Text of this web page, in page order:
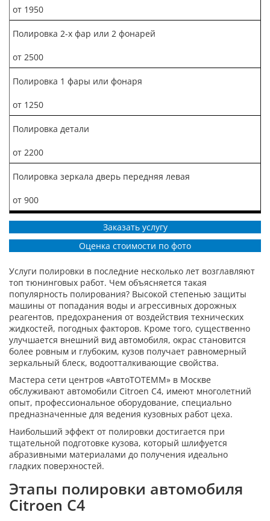
от 1950
Полировка 2-х фар или 2 фонарей
от 2500
Полировка 1 фары или фонаря
от 1250
Полировка детали
от 2200
Полировка зеркала дверь передняя левая
от 900
Заказать услугу
Оценка стоимости по фото
Услуги полировки в последние несколько лет возглавляют
топ тюнинговых работ. Чем объясняется такая
популярность полирования? Высокой степенью защиты
машины от попадания воды и агрессивных дорожных
реагентов, предохранения от воздействия технических
жидкостей, погодных факторов. Кроме того, существенно
улучшается внешний вид автомобиля, окрас становится
более ровным и глубоким, кузов получает равномерный
зеркальный блеск, водоотталкивающие свойства.
Мастера сети центров «АвтоТОТЕММ» в Москве
обслуживают автомобили Citroen C4, имеют многолетний
опыт, профессиональное оборудование, специально
предназначенные для ведения кузовных работ цеха.
Наибольший эффект от полировки достигается при
тщательной подготовке кузова, который шлифуется
абразивными материалами до получения идеально
гладких поверхностей.
Этапы полировки автомобиля
Citroen C4